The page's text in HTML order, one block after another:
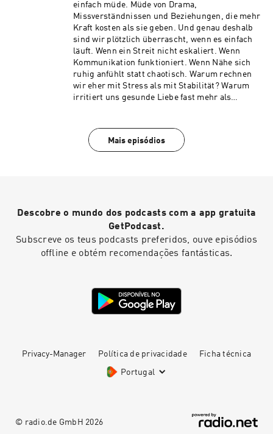
einfach müde. Müde von Drama,
Missverständnissen und Beziehungen, die mehr
Kraft kosten als sie geben. Und genau deshalb
sind wir plötzlich überrascht, wenn es einfach
läuft. Wenn ein Streit nicht eskaliert. Wenn
Kommunikation funktioniert. Wenn Nähe sich
ruhig anfühlt statt chaotisch. Warum rechnen
wir eher mit Stress als mit Stabilität? Warum
irritiert uns gesunde Liebe fast mehr als
nach zu vielen Erfahrungen und über die
Momente, in denen wir merken: Es geht auch
Mais episódios
Descobre o mundo dos podcasts com a app gratuita
GetPodcast.
Subscreve os teus podcasts preferidos, ouve episódios
offline e obtém recomendações fantásticas.
Privacy-Manager Política de privacidade Ficha técnica
Portugal
© radio.de GmbH 2026